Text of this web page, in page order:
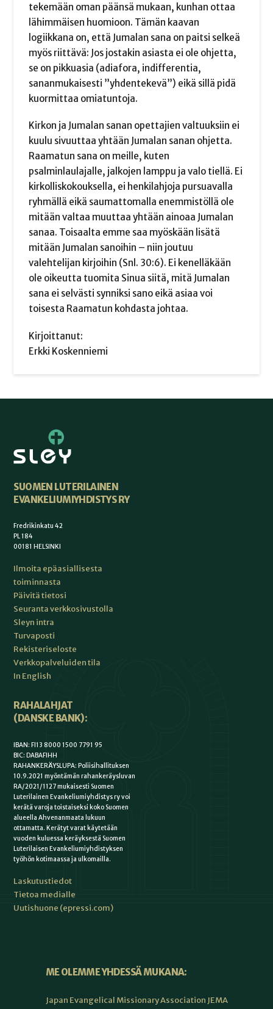
tekemään oman päänsä mukaan, kunhan ottaa
lähimmäisen huomioon. Tämän kaavan
logiikkana on, että Jumalan sana on paitsi selkeä
myös riittävä: Jos jostakin asiasta ei ole ohjetta,
se on pikkuasia (adiafora, indifferentia,
sananmukaisesti ”yhdentekevä”) eikä sillä pidä
kuormittaa omiatuntoja.
Kirkon ja Jumalan sanan opettajien valtuuksiin ei
kuulu sivuuttaa yhtään Jumalan sanan ohjetta.
Raamatun sana on meille, kuten
psalminlaulajalle, jalkojen lamppu ja valo tiellä. Ei
kirkolliskokouksella, ei henkilahjoja pursuavalla
ryhmällä eikä saumattomalla enemmistöllä ole
mitään valtaa muuttaa yhtään ainoaa Jumalan
sanaa. Toisaalta emme saa myöskään lisätä
mitään Jumalan sanoihin – niin joutuu
valehtelijan kirjoihin (Snl. 30:6). Ei kenelläkään
ole oikeutta tuomita Sinua siitä, mitä Jumalan
sana ei selvästi synniksi sano eikä asiaa voi
toisesta Raamatun kohdasta johtaa.
Kirjoittanut:
Erkki Koskenniemi
SUOMEN LUTERILAINEN
EVANKELIUMIYHDISTYS RY
Fredrikinkatu 42
PL 184
00181 HELSINKI
Ilmoita epäasiallisesta
toiminnasta
Päivitä tietosi
Seuranta verkkosivustolla
Sleyn intra
Turvaposti
Rekisteriseloste
Verkkopalveluiden tila
In English
RAHALAHJAT
(DANSKE BANK):
IBAN: FI13 8000 1500 7791 95
BIC: DABAFIHH
RAHANKERÄYSLUPA: Poliisihallituksen
10.9.2021 myöntämän rahankeräysluvan
RA/2021/1127 mukaisesti Suomen
Luterilainen Evankeliumiyhdistys ry voi
kerätä varoja toistaiseksi koko Suomen
alueella Ahvenanmaata lukuun
ottamatta. Kerätyt varat käytetään
vuoden kuluessa keräyksestä Suomen
Luterilaisen Evankeliumiyhdistyksen
työhön kotimaassa ja ulkomailla.
Laskutustiedot
Tietoa medialle
Uutishuone (epressi.com)
ME OLEMME YHDESSÄ MUKANA:
Japan Evangelical Missionary Association JEMA